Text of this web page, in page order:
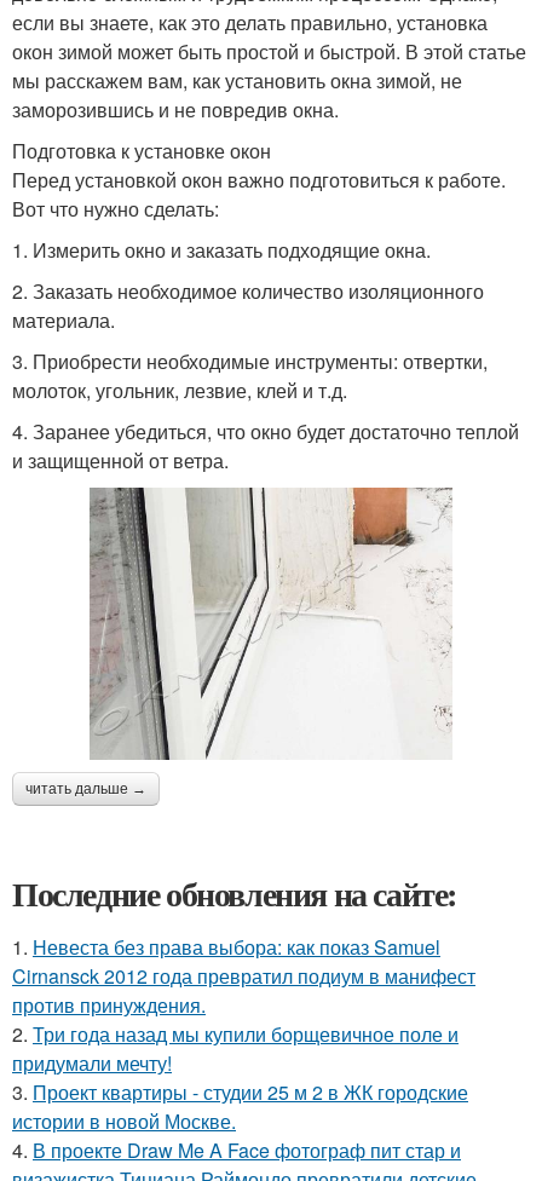
если вы знаете, как это делать правильно, установка
окон зимой может быть простой и быстрой. В этой статье
мы расскажем вам, как установить окна зимой, не
заморозившись и не повредив окна.
Подготовка к установке окон
Перед установкой окон важно подготовиться к работе.
Вот что нужно сделать:
1. Измерить окно и заказать подходящие окна.
2. Заказать необходимое количество изоляционного
материала.
3. Приобрести необходимые инструменты: отвертки,
молоток, угольник, лезвие, клей и т.д.
4. Заранее убедиться, что окно будет достаточно теплой
и защищенной от ветра.
читать дальше →
Последние обновления на сайте:
1. Невеста без права выбора: как показ Samuel
Cirnansck 2012 года превратил подиум в манифест
против принуждения.
2. Три года назад мы купили борщевичное поле и
придумали мечту!
3. Проект квартиры - студии 25 м 2 в ЖК городские
истории в новой Москве.
4. В проекте Draw Me A Face фотограф пит стар и